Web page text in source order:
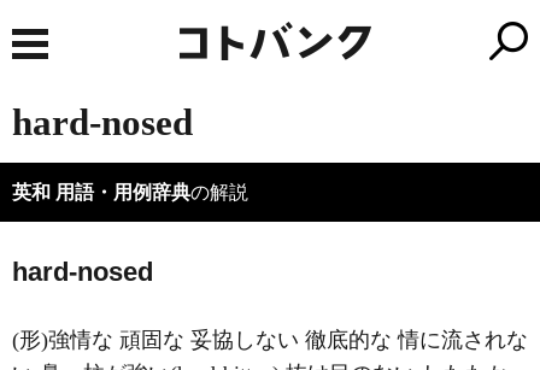
hard-nosed
英和 用語・用例辞典の解説
hard-nosed
(形)強情な 頑固な 妥協しない 徹底的な 情に流されな